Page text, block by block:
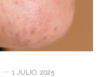
1 JULIO, 2025